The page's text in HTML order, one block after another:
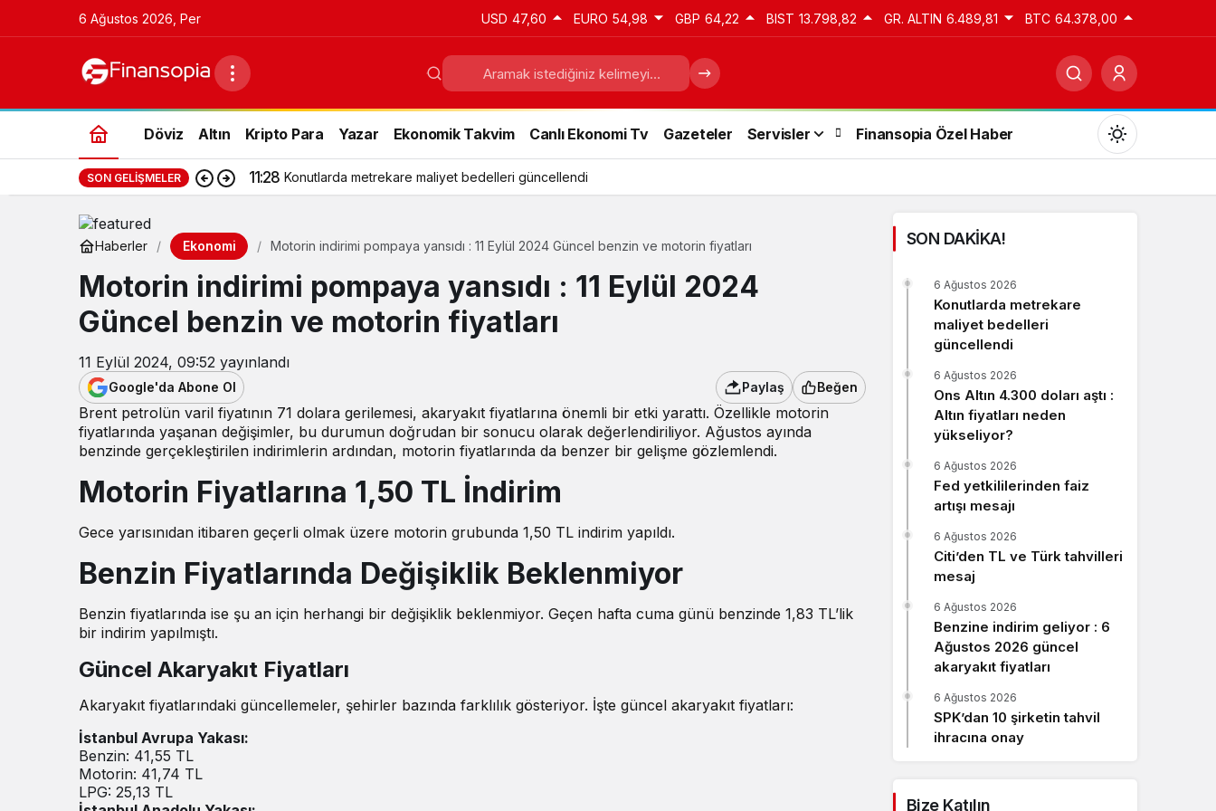
6 Ağustos 2026, Per USD 47,60 EURO 54,98 GBP 64,22 BIST 13.798,82 GR. ALTIN 6.489,81 BTC 64.378,00
Döviz Altın Kripto Para Yazar Ekonomik Takvim Canlı Ekonomi Tv Gazeteler Servisler Finansopia Özel Haber
Gündüz modunu seçin.
Gece Modu
Sistem Modu
Sistem modunu seçin.
SON GELIŞMELER 11:28 Konutlarda metrekare maliyet bedelleri güncellendi
Haberler Ekonomi Motorin indirimi pompaya yansıdı : 11 Eylül 2024 Güncel benzin ve motorin fiyatları
Motorin indirimi pompaya yansıdı : 11 Eylül 2024
Güncel benzin ve motorin fiyatları
11 Eylül 2024, 09:52 yayınlandı
Google'da Abone Ol Paylaş Beğen
Brent petrolün varil fiyatının 71 dolara gerilemesi, akaryakıt fiyatlarına önemli bir etki yarattı. Özellikle motorin
fiyatlarında yaşanan değişimler, bu durumun doğrudan bir sonucu olarak değerlendiriliyor. Ağustos ayında
benzinde gerçekleştirilen indirimlerin ardından, motorin fiyatlarında da benzer bir gelişme gözlemlendi.
Motorin Fiyatlarına 1,50 TL İndirim
Gece yarısınıdan itibaren geçerli olmak üzere motorin grubunda 1,50 TL indirim yapıldı.
Benzin Fiyatlarında Değişiklik Beklenmiyor
Benzin fiyatlarında ise şu an için herhangi bir değişiklik beklenmiyor. Geçen hafta cuma günü benzinde 1,83 TL’lik
bir indirim yapılmıştı.
Güncel Akaryakıt Fiyatları
Akaryakıt fiyatlarındaki güncellemeler, şehirler bazında farklılık gösteriyor. İşte güncel akaryakıt fiyatları:
İstanbul Avrupa Yakası:
Benzin: 41,55 TL
Motorin: 41,74 TL
LPG: 25,13 TL
SON DAKİKA!
Konutlarda metrekare
maliyet bedelleri
güncellendi
6 Ağustos 2026
Ons Altın 4.300 doları aştı :
Altın fiyatları neden
yükseliyor?
6 Ağustos 2026
Fed yetkililerinden faiz
artışı mesajı
6 Ağustos 2026
Citi’den TL ve Türk tahvilleri
mesaj
6 Ağustos 2026
Benzine indirim geliyor : 6
Ağustos 2026 güncel
akaryakıt fiyatları
6 Ağustos 2026
SPK’dan 10 şirketin tahvil
ihracına onay
6 Ağustos 2026
Bize Katılın